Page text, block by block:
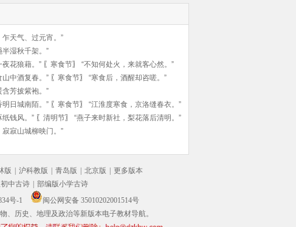
乍天气、过元宵。”
湿秋千架。”
花狼藉。” 〖 寒食节〗 “不知何处火，来就客心然。”
中酒复春。” 〖 寒食节〗 “寒食后，酒醒却咨嗟。”
芳披紫袍。”
日城南陌。” 〖 寒食节〗 “江淮度寒食，京洛缝春衣。”
纸钱风。” 〖 清明节〗 “燕子来时新社，梨花落后清明。”
寂山城柳映门。”
版 | 沪科教版 | 青岛版 | 北京版 | 更多版本
中古诗 | 部编版小学古诗
号-1
闽公网安备 35010202001514号
、历史、地理及政治等新版本电子教材导航。